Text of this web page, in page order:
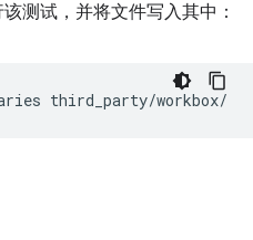
测试，并将文件写入其中：